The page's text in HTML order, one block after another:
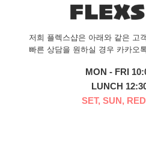
저희 플렉스샵은 아래와 같은 고
빠른 상담을 원하실 경우 카카오
MON - FRI
LUNCH
SET, SUN,